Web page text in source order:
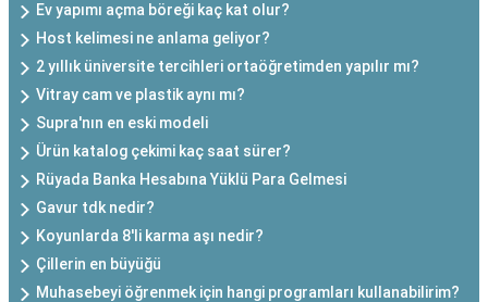
Ev yapımı açma böreği kaç kat olur?
Host kelimesi ne anlama geliyor?
2 yıllık üniversite tercihleri ortaöğretimden yapılır mı?
Vitray cam ve plastik aynı mı?
Supra'nın en eski modeli
Ürün katalog çekimi kaç saat sürer?
Rüyada Banka Hesabına Yüklü Para Gelmesi
Gavur tdk nedir?
Koyunlarda 8'li karma aşı nedir?
Çillerin en büyüğü
Muhasebeyi öğrenmek için hangi programları kullanabilirim?